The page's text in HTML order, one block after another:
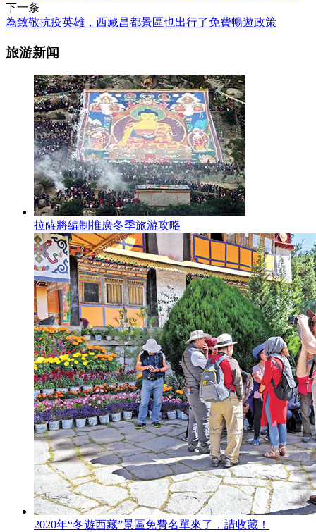
下一条
為致敬抗疫英雄，西藏昌都景區也出行了免費暢遊政策
旅游新闻
拉薩將編制推廣冬季旅游攻略
2020年“冬遊西藏”景區免費名單來了，請收藏！